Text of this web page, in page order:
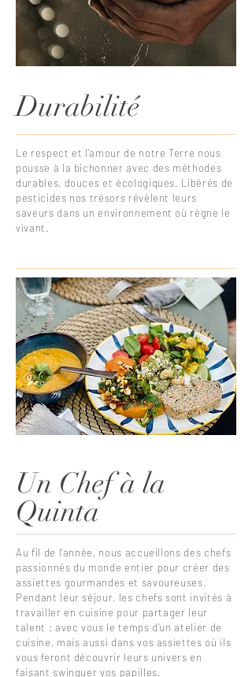
Durabilité
Le respect et l’amour de notre Terre nous
pousse à la bichonner avec des méthodes
durables, douces et écologiques. Libérés de
pesticides nos trésors révèlent leurs
saveurs dans un environnement où règne le
vivant.
Un Chef à la
Quinta
Au fil de l’année, nous accueillons des chefs
passionnés du monde entier pour créer des
assiettes gourmandes et savoureuses.
Pendant leur séjour, les chefs sont invités à
travailler en cuisine pour partager leur
talent : avec vous le temps d’un atelier de
cuisine, mais aussi dans vos assiettes où ils
vous feront découvrir leurs univers en
faisant swinguer vos papilles.